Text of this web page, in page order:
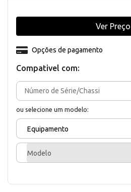
Compativel com:
ou selecione um modelo:
Equipamento
Modelo
Opções de pagamento
Ver Preço